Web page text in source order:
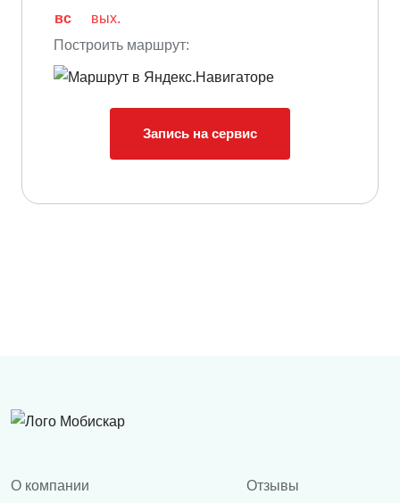
вс
вых.
Построить маршрут:
Запись на сервис
О компании Отзывы